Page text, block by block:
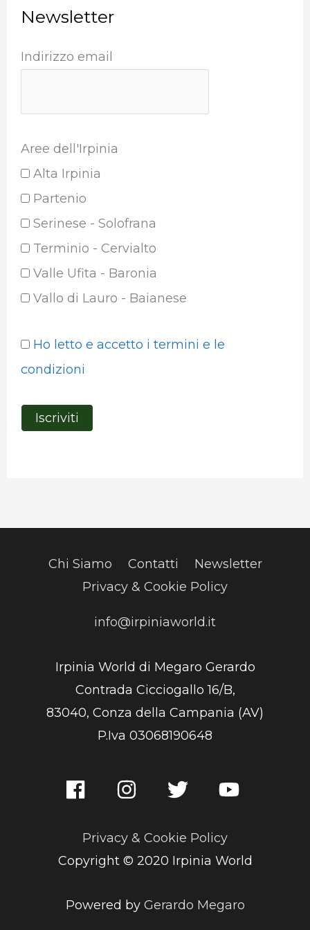
Newsletter
Indirizzo email
Aree dell'Irpinia
Alta Irpinia
Partenio
Serinese - Solofrana
Terminio - Cervialto
Valle Ufita - Baronia
Vallo di Lauro - Baianese
Ho letto e accetto i termini e le
condizioni
Chi Siamo Contatti
Newsletter
Privacy & Cookie Policy
info@irpiniaworld.it
Irpinia World di Megaro Gerardo
Contrada Cicciogallo 16/B,
83040, Conza della Campania (AV)
P.Iva 03068190648
Privacy & Cookie Policy
Copyright © 2020 Irpinia World
Powered by Gerardo Megaro